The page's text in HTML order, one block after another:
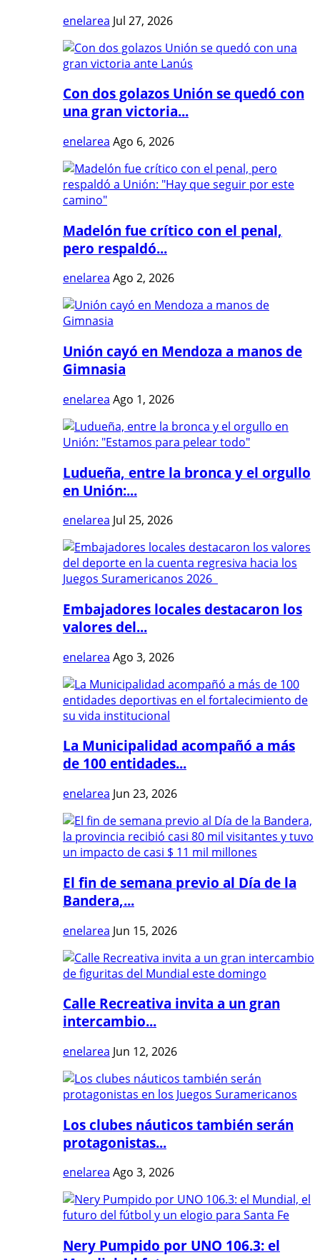
enelarea Jul 27, 2026
Con dos golazos Unión se quedó con
una gran victoria...
enelarea Ago 6, 2026
Madelón fue crítico con el penal,
pero respaldó...
enelarea Ago 2, 2026
Unión cayó en Mendoza a manos de
Gimnasia
enelarea Ago 1, 2026
Ludueña, entre la bronca y el orgullo
en Unión:...
enelarea Jul 25, 2026
Embajadores locales destacaron los
valores del...
enelarea Ago 3, 2026
La Municipalidad acompañó a más
de 100 entidades...
enelarea Jun 23, 2026
El fin de semana previo al Día de la
Bandera,...
enelarea Jun 15, 2026
Calle Recreativa invita a un gran
intercambio...
enelarea Jun 12, 2026
Los clubes náuticos también serán
protagonistas...
enelarea Ago 3, 2026
Nery Pumpido por UNO 106.3: el